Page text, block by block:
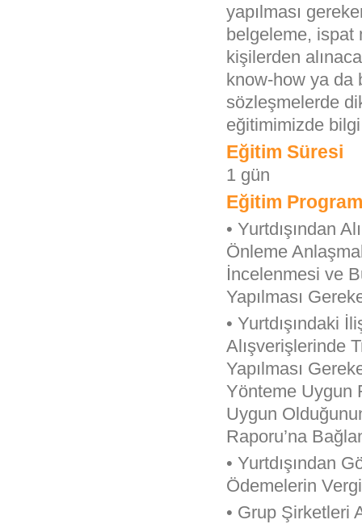
yapılması
belgeleme, ispat
kişilerden
know-how ya da
sözleşmelerde
eğitimimizde
Eğitim Süresi
1 gün
Eğitim
• Yurtdışından
Önleme
İncelenmesi ve
Yapılması
• Yurtdışındaki
Alışverişlerinde
Yapılması
Yönteme Uygun
Uygun
Raporu’na
• Yurtdışından
Ödemelerin
• Grup Şirketleri